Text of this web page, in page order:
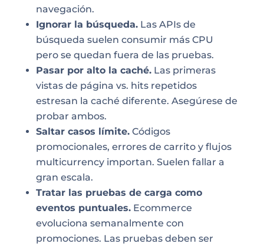
navegación.
Ignorar la búsqueda.Las APIs de
búsqueda suelen consumir más CPU
pero se quedan fuera de las pruebas.
Pasar por alto la caché.Las primeras
vistas de página vs. hits repetidos
estresan la caché diferente. Asegúrese de
probar ambos.
Saltar casos límite.Códigos
promocionales, errores de carrito y flujos
multicurrency importan. Suelen fallar a
gran escala.
Tratar las pruebas de carga como
eventos puntuales.Ecommerce
evoluciona semanalmente con
promociones. Las pruebas deben ser